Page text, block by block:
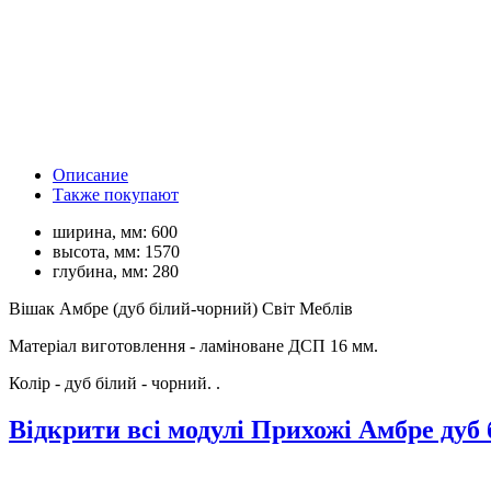
Описание
Также покупают
ширина, мм: 600
высота, мм: 1570
глубина, мм: 280
Вішак Амбре (дуб білий-чорний) Світ Меблів
Матеріал виготовлення - ламіноване ДСП 16 мм.
Колір - дуб білий - чорний. .
Відкрити всі модулі Прихожі Амбре